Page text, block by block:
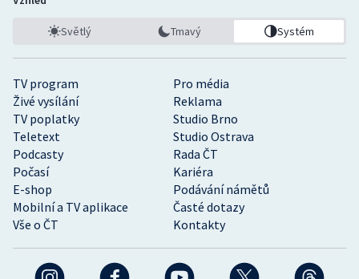
TV program
Pro média
Živé vysílání
Reklama
TV poplatky
Studio Brno
Teletext
Studio Ostrava
Podcasty
Rada ČT
Počasí
Kariéra
E-shop
Podávání námětů
Mobilní a TV aplikace
Časté dotazy
Vše o ČT
Kontakty
Světlý Tmavý Systém